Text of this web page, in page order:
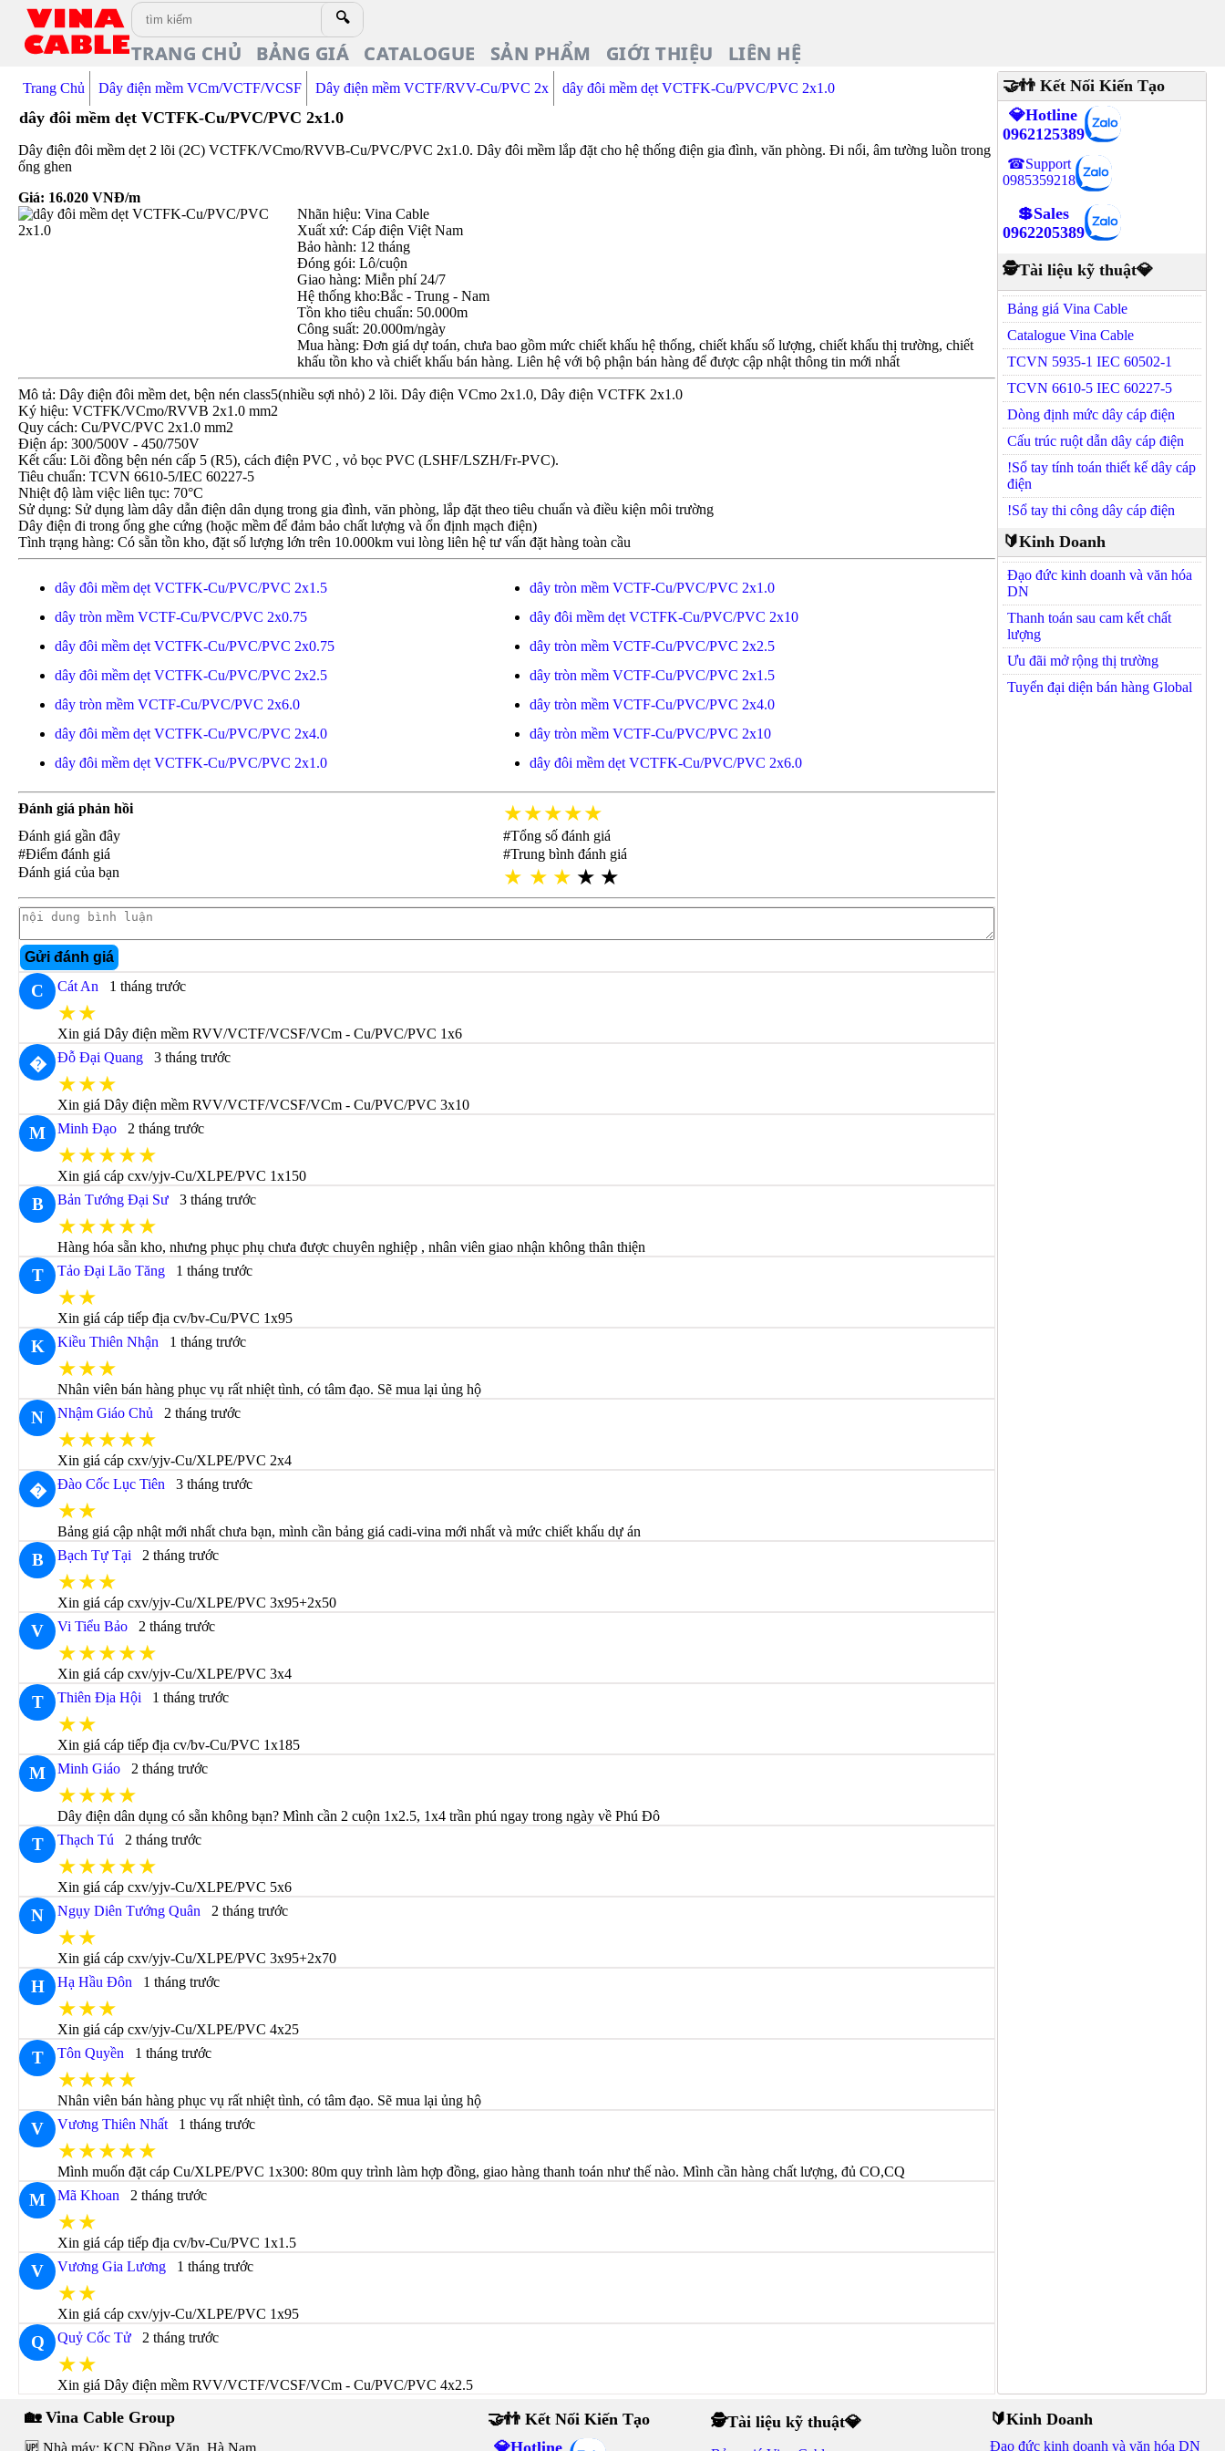
🔍
TRANG CHỦ BẢNG GIÁ CATALOGUE SẢN PHẨM GIỚI THIỆU LIÊN HỆ
Trang Chủ Dây điện mềm VCm/VCTF/VCSF Dây điện mềm VCTF/RVV-Cu/PVC 2x dây đôi mềm dẹt VCTFK-Cu/PVC/PVC 2x1.0
dây đôi mềm dẹt VCTFK-Cu/PVC/PVC 2x1.0
Dây điện đôi mềm dẹt 2 lõi (2C) VCTFK/VCmo/RVVB-Cu/PVC/PVC 2x1.0. Dây đôi mềm lắp đặt cho hệ thống điện gia đình, văn phòng. Đi nổi, âm tường luồn trong
ống ghen
Giá: 16.020 VNĐ/m
Nhãn hiệu: Vina Cable
Xuất xứ: Cáp điện Việt Nam
Bảo hành: 12 tháng
Đóng gói: Lô/cuộn
Giao hàng: Miễn phí 24/7
Hệ thống kho:Bắc - Trung - Nam
Tồn kho tiêu chuẩn: 50.000m
Công suất: 20.000m/ngày
Mua hàng: Đơn giá dự toán, chưa bao gồm mức chiết khấu hệ thống, chiết khấu số lượng, chiết khấu thị trường, chiết
khấu tồn kho và chiết khấu bán hàng. Liên hệ với bộ phận bán hàng để được cập nhật thông tin mới nhất
Mô tả: Dây điện đôi mềm det, bện nén class5(nhiều sợi nhỏ) 2 lõi. Dây điện VCmo 2x1.0, Dây điện VCTFK 2x1.0
Ký hiệu: VCTFK/VCmo/RVVB 2x1.0 mm2
Quy cách: Cu/PVC/PVC 2x1.0 mm2
Điện áp: 300/500V - 450/750V
Kết cấu: Lõi đồng bện nén cấp 5 (R5), cách điện PVC , vỏ bọc PVC (LSHF/LSZH/Fr-PVC).
Tiêu chuẩn: TCVN 6610-5/IEC 60227-5
Nhiệt độ làm việc liên tục: 70°C
Sử dụng: Sử dụng làm dây dẫn điện dân dụng trong gia đình, văn phòng, lắp đặt theo tiêu chuẩn và điều kiện môi trường
Dây điện đi trong ống ghe cứng (hoặc mềm để đảm bảo chất lượng và ổn định mạch điện)
Tình trạng hàng: Có sẵn tồn kho, đặt số lượng lớn trên 10.000km vui lòng liên hệ tư vấn đặt hàng toàn cầu
dây đôi mềm dẹt VCTFK-Cu/PVC/PVC 2x1.5
dây tròn mềm VCTF-Cu/PVC/PVC 2x1.0
dây tròn mềm VCTF-Cu/PVC/PVC 2x0.75
dây đôi mềm dẹt VCTFK-Cu/PVC/PVC 2x10
dây đôi mềm dẹt VCTFK-Cu/PVC/PVC 2x0.75
dây tròn mềm VCTF-Cu/PVC/PVC 2x2.5
dây đôi mềm dẹt VCTFK-Cu/PVC/PVC 2x2.5
dây tròn mềm VCTF-Cu/PVC/PVC 2x1.5
dây tròn mềm VCTF-Cu/PVC/PVC 2x6.0
dây tròn mềm VCTF-Cu/PVC/PVC 2x4.0
dây đôi mềm dẹt VCTFK-Cu/PVC/PVC 2x4.0
dây tròn mềm VCTF-Cu/PVC/PVC 2x10
dây đôi mềm dẹt VCTFK-Cu/PVC/PVC 2x1.0
dây đôi mềm dẹt VCTFK-Cu/PVC/PVC 2x6.0
Đánh giá phản hồi ★★★★★
Đánh giá gần đây
#Tổng số đánh giá
#Điểm đánh giá
#Trung bình đánh giá
Đánh giá của bạn
★ ★ ★ ★ ★
Gửi đánh giá
C Cát An 1 tháng trước
★★
Xin giá Dây điện mềm RVV/VCTF/VCSF/VCm - Cu/PVC/PVC 1x6
� Đỗ Đại Quang 3 tháng trước
★★★
Xin giá Dây điện mềm RVV/VCTF/VCSF/VCm - Cu/PVC/PVC 3x10
M Minh Đạo 2 tháng trước
★★★★★
Xin giá cáp cxv/yjv-Cu/XLPE/PVC 1x150
B Bản Tướng Đại Sư 3 tháng trước
★★★★★
Hàng hóa sẵn kho, nhưng phục phụ chưa được chuyên nghiệp , nhân viên giao nhận không thân thiện
T Tảo Đại Lão Tăng 1 tháng trước
★★
Xin giá cáp tiếp địa cv/bv-Cu/PVC 1x95
K Kiều Thiên Nhận 1 tháng trước
★★★
Nhân viên bán hàng phục vụ rất nhiệt tình, có tâm đạo. Sẽ mua lại ủng hộ
N Nhậm Giáo Chủ 2 tháng trước
★★★★★
Xin giá cáp cxv/yjv-Cu/XLPE/PVC 2x4
� Đào Cốc Lục Tiên 3 tháng trước
★★
Bảng giá cập nhật mới nhất chưa bạn, mình cần bảng giá cadi-vina mới nhất và mức chiết khấu dự án
B Bạch Tự Tại 2 tháng trước
★★★
Xin giá cáp cxv/yjv-Cu/XLPE/PVC 3x95+2x50
V Vi Tiểu Bảo 2 tháng trước
★★★★★
Xin giá cáp cxv/yjv-Cu/XLPE/PVC 3x4
T Thiên Địa Hội 1 tháng trước
★★
Xin giá cáp tiếp địa cv/bv-Cu/PVC 1x185
M Minh Giáo 2 tháng trước
★★★★
Dây điện dân dụng có sẵn không bạn? Mình cần 2 cuộn 1x2.5, 1x4 trần phú ngay trong ngày về Phú Đô
T Thạch Tú 2 tháng trước
★★★★★
Xin giá cáp cxv/yjv-Cu/XLPE/PVC 5x6
N Ngụy Diên Tướng Quân 2 tháng trước
★★
Xin giá cáp cxv/yjv-Cu/XLPE/PVC 3x95+2x70
H Hạ Hầu Đôn 1 tháng trước
★★★
Xin giá cáp cxv/yjv-Cu/XLPE/PVC 4x25
T Tôn Quyền 1 tháng trước
★★★★
Nhân viên bán hàng phục vụ rất nhiệt tình, có tâm đạo. Sẽ mua lại ủng hộ
V Vương Thiên Nhất 1 tháng trước
★★★★★
Mình muốn đặt cáp Cu/XLPE/PVC 1x300: 80m quy trình làm hợp đồng, giao hàng thanh toán như thế nào. Mình cần hàng chất lượng, đủ CO,CQ
M Mã Khoan 2 tháng trước
★★
Xin giá cáp tiếp địa cv/bv-Cu/PVC 1x1.5
V Vương Gia Lương 1 tháng trước
★★
Xin giá cáp cxv/yjv-Cu/XLPE/PVC 1x95
Q Quỷ Cốc Tử 2 tháng trước
★★
Xin giá Dây điện mềm RVV/VCTF/VCSF/VCm - Cu/PVC/PVC 4x2.5
🤝👬 Kết Nối Kiến Tạo
💎Hotline
0962125389
☎Support
0985359218
💲Sales
0962205389
🕵Tài liệu kỹ thuật💎
Bảng giá Vina Cable
Catalogue Vina Cable
TCVN 5935-1 IEC 60502-1
TCVN 6610-5 IEC 60227-5
Dòng định mức dây cáp điện
Cấu trúc ruột dẫn dây cáp điện
!Sổ tay tính toán thiết kế dây cáp
điện
!Sổ tay thi công dây cáp điện
🔰Kinh Doanh
Đạo đức kinh doanh và văn hóa
DN
Thanh toán sau cam kết chất
lượng
Ưu đãi mở rộng thị trường
Tuyển đại diện bán hàng Global
🏡 Vina Cable Group
🆙 Nhà máy: KCN Đồng Văn, Hà Nam
🤝👬 Kết Nối Kiến Tạo
💎Hotline
🕵Tài liệu kỹ thuật💎 🔰Kinh Doanh
Đạo đức kinh doanh và văn hóa DN